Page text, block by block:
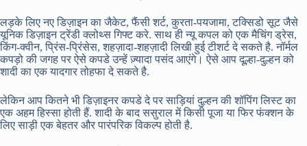
लड़के लिए नए डिज़ाइन का जैकेट, फैंसी शर्ट, कुरता-पयजामा, टक्सिडो सूट जैसे
यूनिक डिज़ाइन ट्रेंडी क्लोथ्स गिफ्ट करे. साथ ही न्यू कपल को एक मैचिंग ड्रेस,
किंग-क्वीन, प्रिंस-प्रिंसेस, शहज़ादा-शहज़ादी लिखी हुई टीशर्ट दे सकते है. नॉर्मल
कपड़ो की जगह पर ऐसे कपडे उन्हें ज़्यादा पसंद आएंगे। ऐसे आप दूल्हा-दुल्हन को
शादी का एक यादगार तोहफा दे सकते है.
लेकिन आप कितने भी डिज़ाइनर कपडे दे पर साड़ियां दुल्हन की शॉपिंग लिस्ट का
एक अहम हिस्सा होती हैं. शादी के बाद ससुराल में किसी पूजा या फिर फंक्शन के
लिए साड़ी एक बेहतर और पारंपरिक विकल्प होती है.